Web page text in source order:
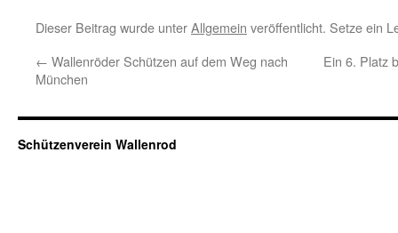
Dieser Beitrag wurde unterAllgemein veröffentlicht. Setze ein
← Wallenröder Schützen auf dem Weg nach
München
Ein 6. Platz
Schützenverein Wallenrod